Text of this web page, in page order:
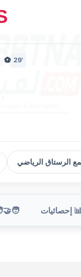
'29
⚽
الرستاق الرياضي
📊 إحصائيات